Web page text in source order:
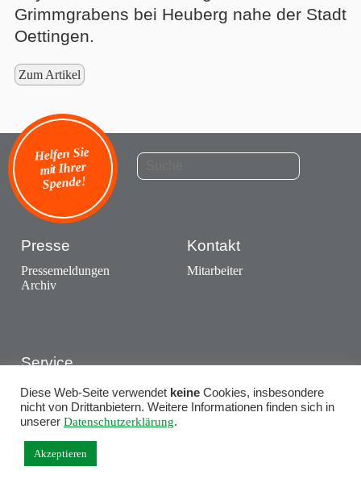
Grimmgrabens bei Heuberg nahe der Stadt
Oettingen.
Zum Artikel
Helfen Sie
mit Ihrer
Spende!
Presse
Pressemeldungen
Archiv
Kontakt
Mitarbeiter
Service
Ausstellungen
Termine
Impressum·
Diese Web-Seite verwendet keine Cookies, insbesondere
nicht von Drittanbietern. Weitere Informationen finden sich in
unserer Datenschutzerklärung.
Akzeptieren